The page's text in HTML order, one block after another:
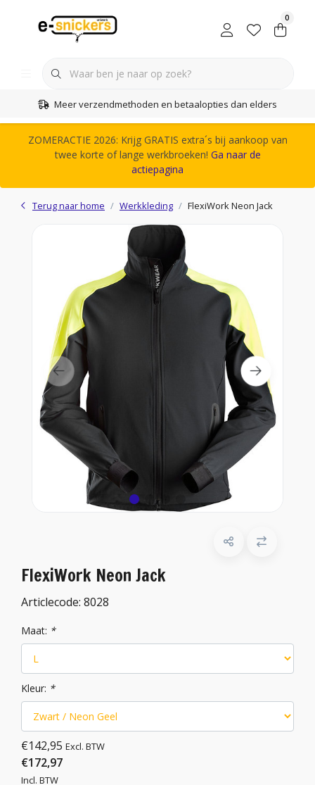
0
Meer verzendmethoden en betaalopties dan elders
ZOMERACTIE 2026: Krijg GRATIS extra´s bij aankoop van
twee korte of lange werkbroeken! Ga naar de
actiepagina
Terug naar home Werkkleding FlexiWork Neon Jack
FlexiWork Neon Jack
Articlecode: 8028
Maat: *
Kleur: *
€142,95 Excl. BTW
€172,97
Incl. BTW